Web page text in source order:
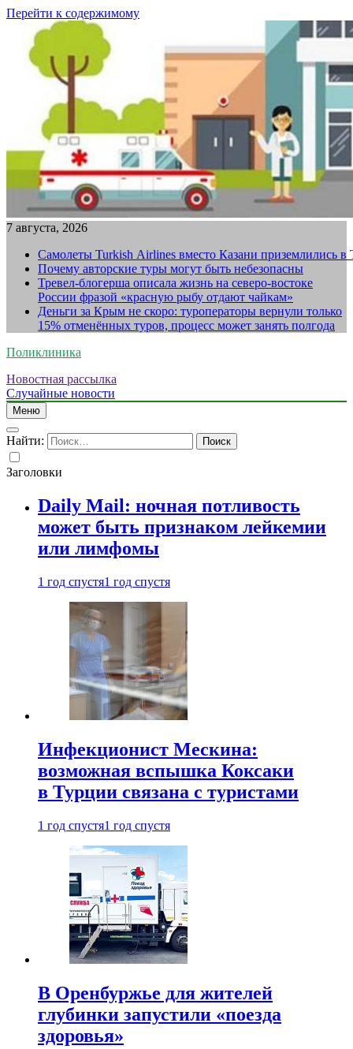
Перейти к содержимому
7 августа, 2026
Самолеты Turkish Airlines вместо Казани приземлились в
Почему авторские туры могут быть небезопасны
Тревел-блогерша описала жизнь на северо-востоке
России фразой «красную рыбу отдают чайкам»
Деньги за Крым не скоро: туроператоры вернули только
15% отменённых туров, процесс может занять полгода
Поликлиника
Новостная рассылка
Случайные новости
Меню
Найти:
Заголовки
Daily Mail: ночная потливость
может быть признаком лейкемии
или лимфомы
1 год спустя1 год спустя
Инфекционист Мескина:
возможная вспышка Коксаки
в Турции связана с туристами
1 год спустя1 год спустя
В Оренбуржье для жителей
глубинки запустили «поезда
здоровья»